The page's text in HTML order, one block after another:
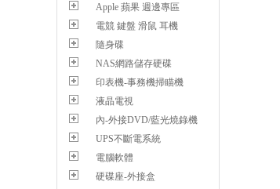
Apple 蘋果 週邊專區
電競 鍵盤 滑鼠 耳機
隨身碟
NAS網路儲存硬碟
印表機-事務機掃瞄機
液晶電視
內-外接DVD/藍光燒錄機
UPS不斷電系統
電腦軟體
硬碟座-外接盒